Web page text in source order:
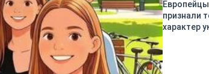
признали
характер